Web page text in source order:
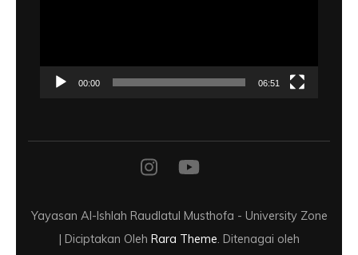
00:00 06:51
Yayasan Al-Ishlah Raudlatul Musthofa - University Zone
| Diciptakan Oleh Rara Theme . Ditenagai oleh